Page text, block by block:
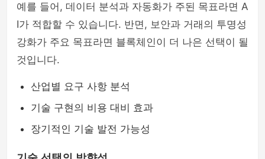
예를 들어, 데이터 분석과 자동화가 주된 목표라면 A
I가 적합할 수 있습니다. 반면, 보안과 거래의 투명성
강화가 주요 목표라면 블록체인이 더 나은 선택이 될
것입니다.
산업별 요구 사항 분석
기술 구현의 비용 대비 효과
장기적인 기술 발전 가능성